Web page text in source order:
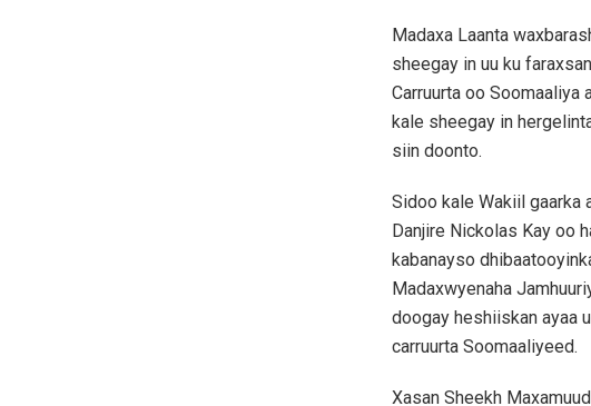
Madaxa Laanta
sheegay in uu ku
Carruurta oo
kale sheegay in
siin doonto.
Sidoo kale Wakiil gaarka
Danjire Nickolas Kay oo
kabanayso
Madaxwyenaha
doogay heshiiskan ayaa
carruurta Soomaaliyeed.
Xasan Sheekh